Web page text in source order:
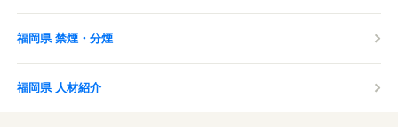
福岡県 禁煙・分煙
福岡県 人材紹介